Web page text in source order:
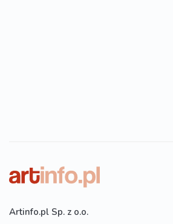
Artinfo.pl Sp. z o.o.